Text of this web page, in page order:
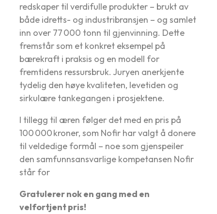
redskaper til verdifulle produkter – brukt av
både idretts- og industribransjen – og samlet
inn over 77 000 tonn til gjenvinning. Dette
fremstår som et konkret eksempel på
bærekraft i praksis og en modell for
fremtidens ressursbruk. Juryen anerkjente
tydelig den høye kvaliteten, levetiden og
sirkulære tankegangen i prosjektene.
I tillegg til æren følger det med en pris på
100 000 kroner, som Nofir har valgt å donere
til veldedige formål – noe som gjenspeiler
den samfunnsansvarlige kompetansen Nofir
står for
Gratulerer nok en gang med en
velfortjent pris!